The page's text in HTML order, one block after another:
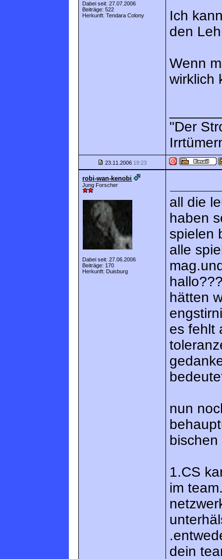
Dabei seit: 27.07.2006
Beiträge: 522
Herkunft: Tendara Colony
Ich
den
Wenn
wirklich
"Der
23.11.2006 19:23
robi-wan-kenobi
Jung Forscher
Dabei seit: 27.06.2006
Beiträge: 170
Herkunft: Duisburg
all die
haben
spielen
alle
hätten
es fehlt
nun
1.CS
im
dein